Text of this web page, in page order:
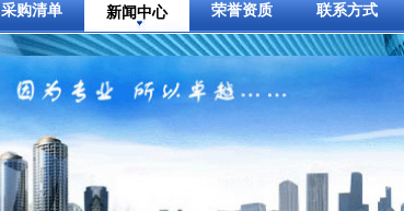
采购清单 新闻中心 荣誉资质 联系方式